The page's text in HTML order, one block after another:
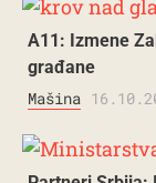
A11: Izmene
građane
Mašina